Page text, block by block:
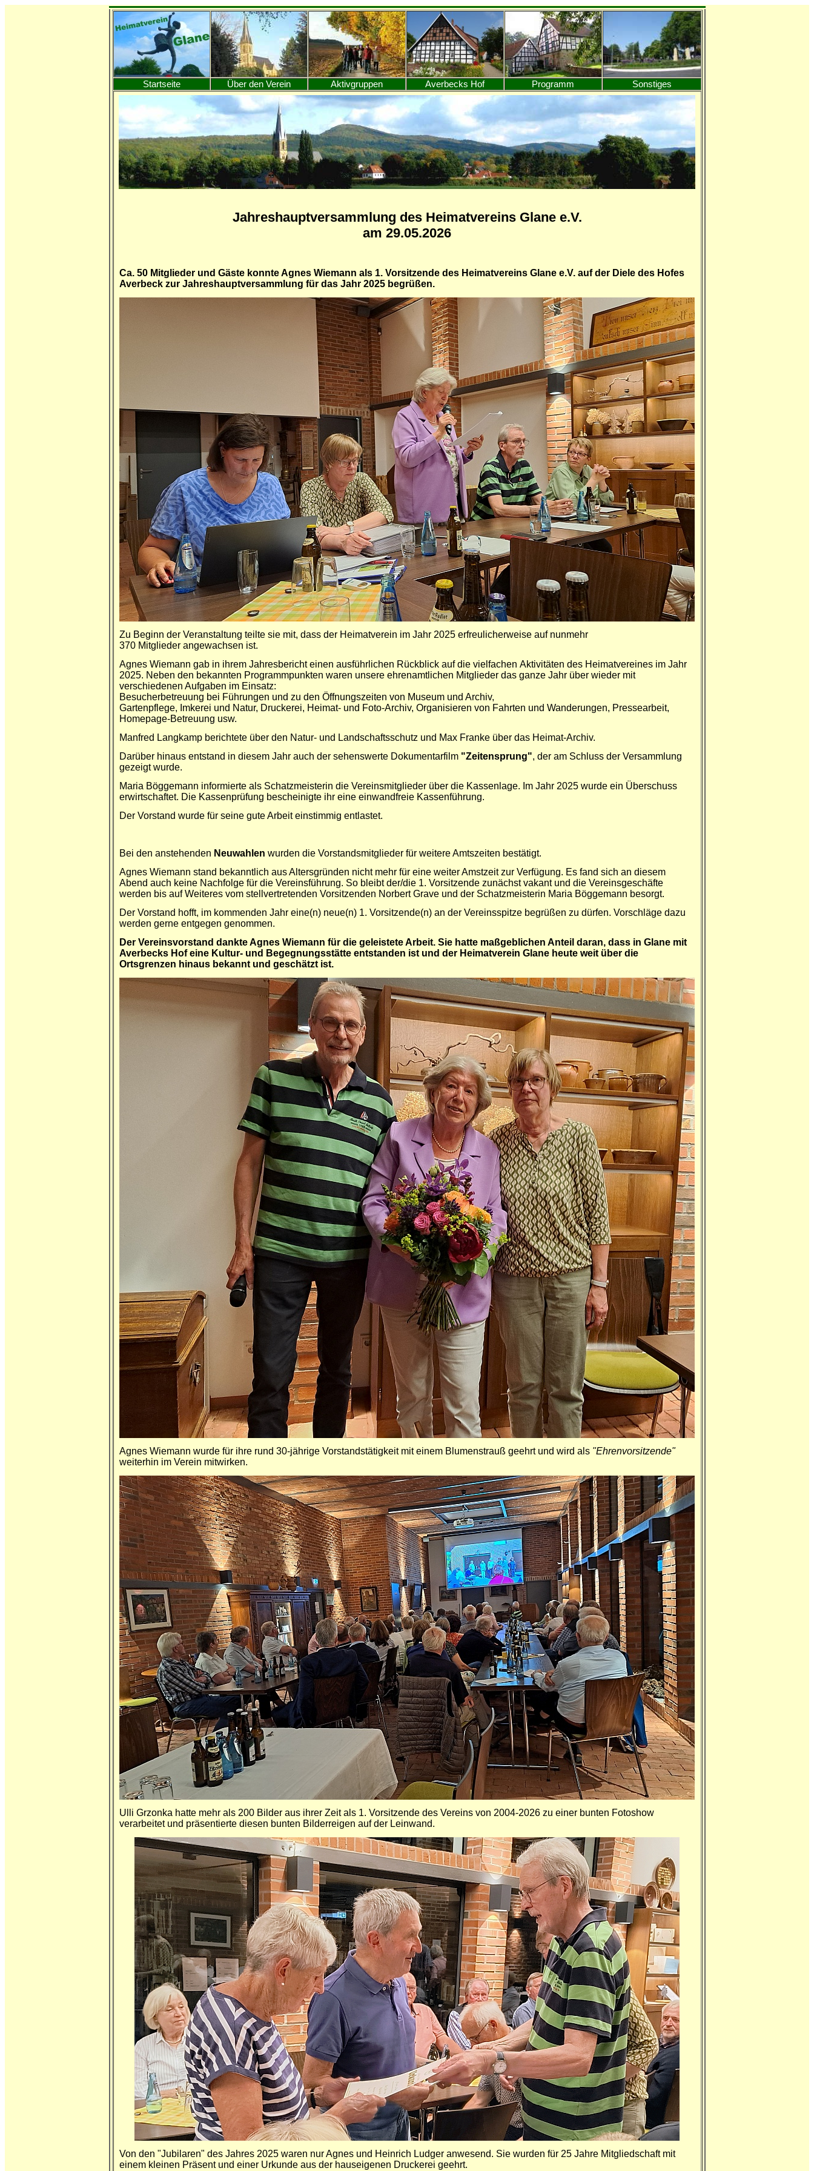
Startseite Über den Verein Aktivgruppen Averbecks Hof Programm Sonstiges
Jahreshauptversammlung des Heimatvereins Glane e.V.
am 29.05.2026
Ca. 50 Mitglieder und Gäste konnte Agnes Wiemann als 1. Vorsitzende des Heimatvereins Glane e.V. auf der Diele des Hofes
Averbeck zur Jahreshauptversammlung für das Jahr 2025 begrüßen.
Zu Beginn der Veranstaltung teilte sie mit, dass der Heimatverein im Jahr 2025 erfreulicherweise auf nunmehr
370 Mitglieder angewachsen ist.
Agnes Wiemann gab in ihrem Jahresbericht einen ausführlichen Rückblick auf die vielfachen Aktivitäten des Heimatvereines im Jahr
2025. Neben den bekannten Programmpunkten waren unsere ehrenamtlichen Mitglieder das ganze Jahr über wieder mit
verschiedenen Aufgaben im Einsatz:
Besucherbetreuung bei Führungen und zu den Öffnungszeiten von Museum und Archiv,
Gartenpflege, Imkerei und Natur, Druckerei, Heimat- und Foto-Archiv, Organisieren von Fahrten und Wanderungen, Pressearbeit,
Homepage-Betreuung usw.
Manfred Langkamp berichtete über den Natur- und Landschaftsschutz und Max Franke über das Heimat-Archiv.
Darüber hinaus entstand in diesem Jahr auch der sehenswerte Dokumentarfilm "Zeitensprung", der am Schluss der Versammlung
gezeigt wurde.
Maria Böggemann informierte als Schatzmeisterin die Vereinsmitglieder über die Kassenlage. Im Jahr 2025 wurde ein Überschuss
erwirtschaftet. Die Kassenprüfung bescheinigte ihr eine einwandfreie Kassenführung.
Der Vorstand wurde für seine gute Arbeit einstimmig entlastet.
Bei den anstehenden Neuwahlen wurden die Vorstandsmitglieder für weitere Amtszeiten bestätigt.
Agnes Wiemann stand bekanntlich aus Altersgründen nicht mehr für eine weiter Amstzeit zur Verfügung. Es fand sich an diesem
Abend auch keine Nachfolge für die Vereinsführung. So bleibt der/die 1. Vorsitzende zunächst vakant und die Vereinsgeschäfte
werden bis auf Weiteres vom stellvertretenden Vorsitzenden Norbert Grave und der Schatzmeisterin Maria Böggemann besorgt.
Der Vorstand hofft, im kommenden Jahr eine(n) neue(n) 1. Vorsitzende(n) an der Vereinsspitze begrüßen zu dürfen. Vorschläge dazu
werden gerne entgegen genommen.
Der Vereinsvorstand dankte Agnes Wiemann für die geleistete Arbeit. Sie hatte maßgeblichen Anteil daran, dass in Glane mit
Averbecks Hof eine Kultur- und Begegnungsstätte entstanden ist und der Heimatverein Glane heute weit über die
Ortsgrenzen hinaus bekannt und geschätzt ist.
Agnes Wiemann wurde für ihre rund 30-jährige Vorstandstätigkeit mit einem Blumenstrauß geehrt und wird als "Ehrenvorsitzende"
weiterhin im Verein mitwirken.
Ulli Grzonka hatte mehr als 200 Bilder aus ihrer Zeit als 1. Vorsitzende des Vereins von 2004-2026 zu einer bunten Fotoshow
verarbeitet und präsentierte diesen bunten Bilderreigen auf der Leinwand.
Von den "Jubilaren" des Jahres 2025 waren nur Agnes und Heinrich Ludger anwesend. Sie wurden für 25 Jahre Mitgliedschaft mit
einem kleinen Präsent und einer Urkunde aus der hauseigenen Druckerei geehrt.